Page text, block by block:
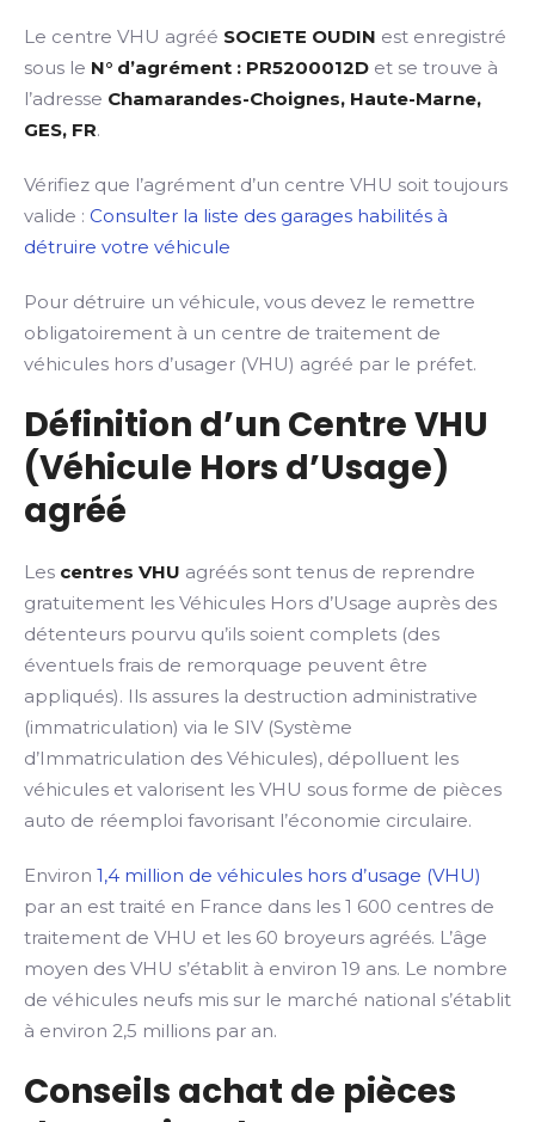
Le centre VHU agréé SOCIETE OUDIN est enregistré
sous le N° d’agrément : PR5200012D et se trouve à
l’adresse Chamarandes-Choignes, Haute-Marne,
GES, FR.
Vérifiez que l’agrément d’un centre VHU soit toujours
valide : Consulter la liste des garages habilités à
détruire votre véhicule
Pour détruire un véhicule, vous devez le remettre
obligatoirement à un centre de traitement de
véhicules hors d’usager (VHU) agréé par le préfet.
Définition d’un Centre VHU
(Véhicule Hors d’Usage)
agréé
Les centres VHU agréés sont tenus de reprendre
gratuitement les Véhicules Hors d’Usage auprès des
détenteurs pourvu qu’ils soient complets (des
éventuels frais de remorquage peuvent être
appliqués). Ils assures la destruction administrative
(immatriculation) via le SIV (Système
d’Immatriculation des Véhicules), dépolluent les
véhicules et valorisent les VHU sous forme de pièces
auto de réemploi favorisant l’économie circulaire.
Environ 1,4 million de véhicules hors d’usage (VHU)
par an est traité en France dans les 1 600 centres de
traitement de VHU et les 60 broyeurs agréés. L’âge
moyen des VHU s’établit à environ 19 ans. Le nombre
de véhicules neufs mis sur le marché national s’établit
à environ 2,5 millions par an.
Conseils achat de pièces